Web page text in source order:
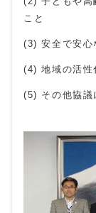
こと
(3) 安全で安心
(4) 地域の活性
(5) その他協議